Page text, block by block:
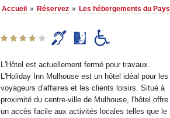
Accueil » Réservez » Les hébergements du Pays
L'Hôtel est actuellement fermé pour travaux.
L'Holiday Inn Mulhouse est un hôtel idéal pour les
voyageurs d'affaires et les clients loisirs. Situé à
proximité du centre-ville de Mulhouse, l'hôtel offre
un accès facile aux activités locales telles que le